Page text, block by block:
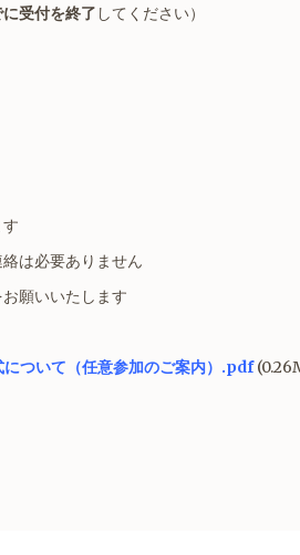
受付を終了 してください）
は必要ありません
願いいたします
ついて（任意参加のご案内）.pdf